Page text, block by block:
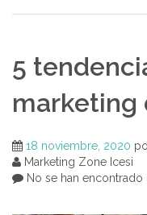
5
marketing
18 noviembre, 2020
Marketing Zone Icesi
No se han